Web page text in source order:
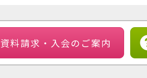
資料請求・ 入会のご案内